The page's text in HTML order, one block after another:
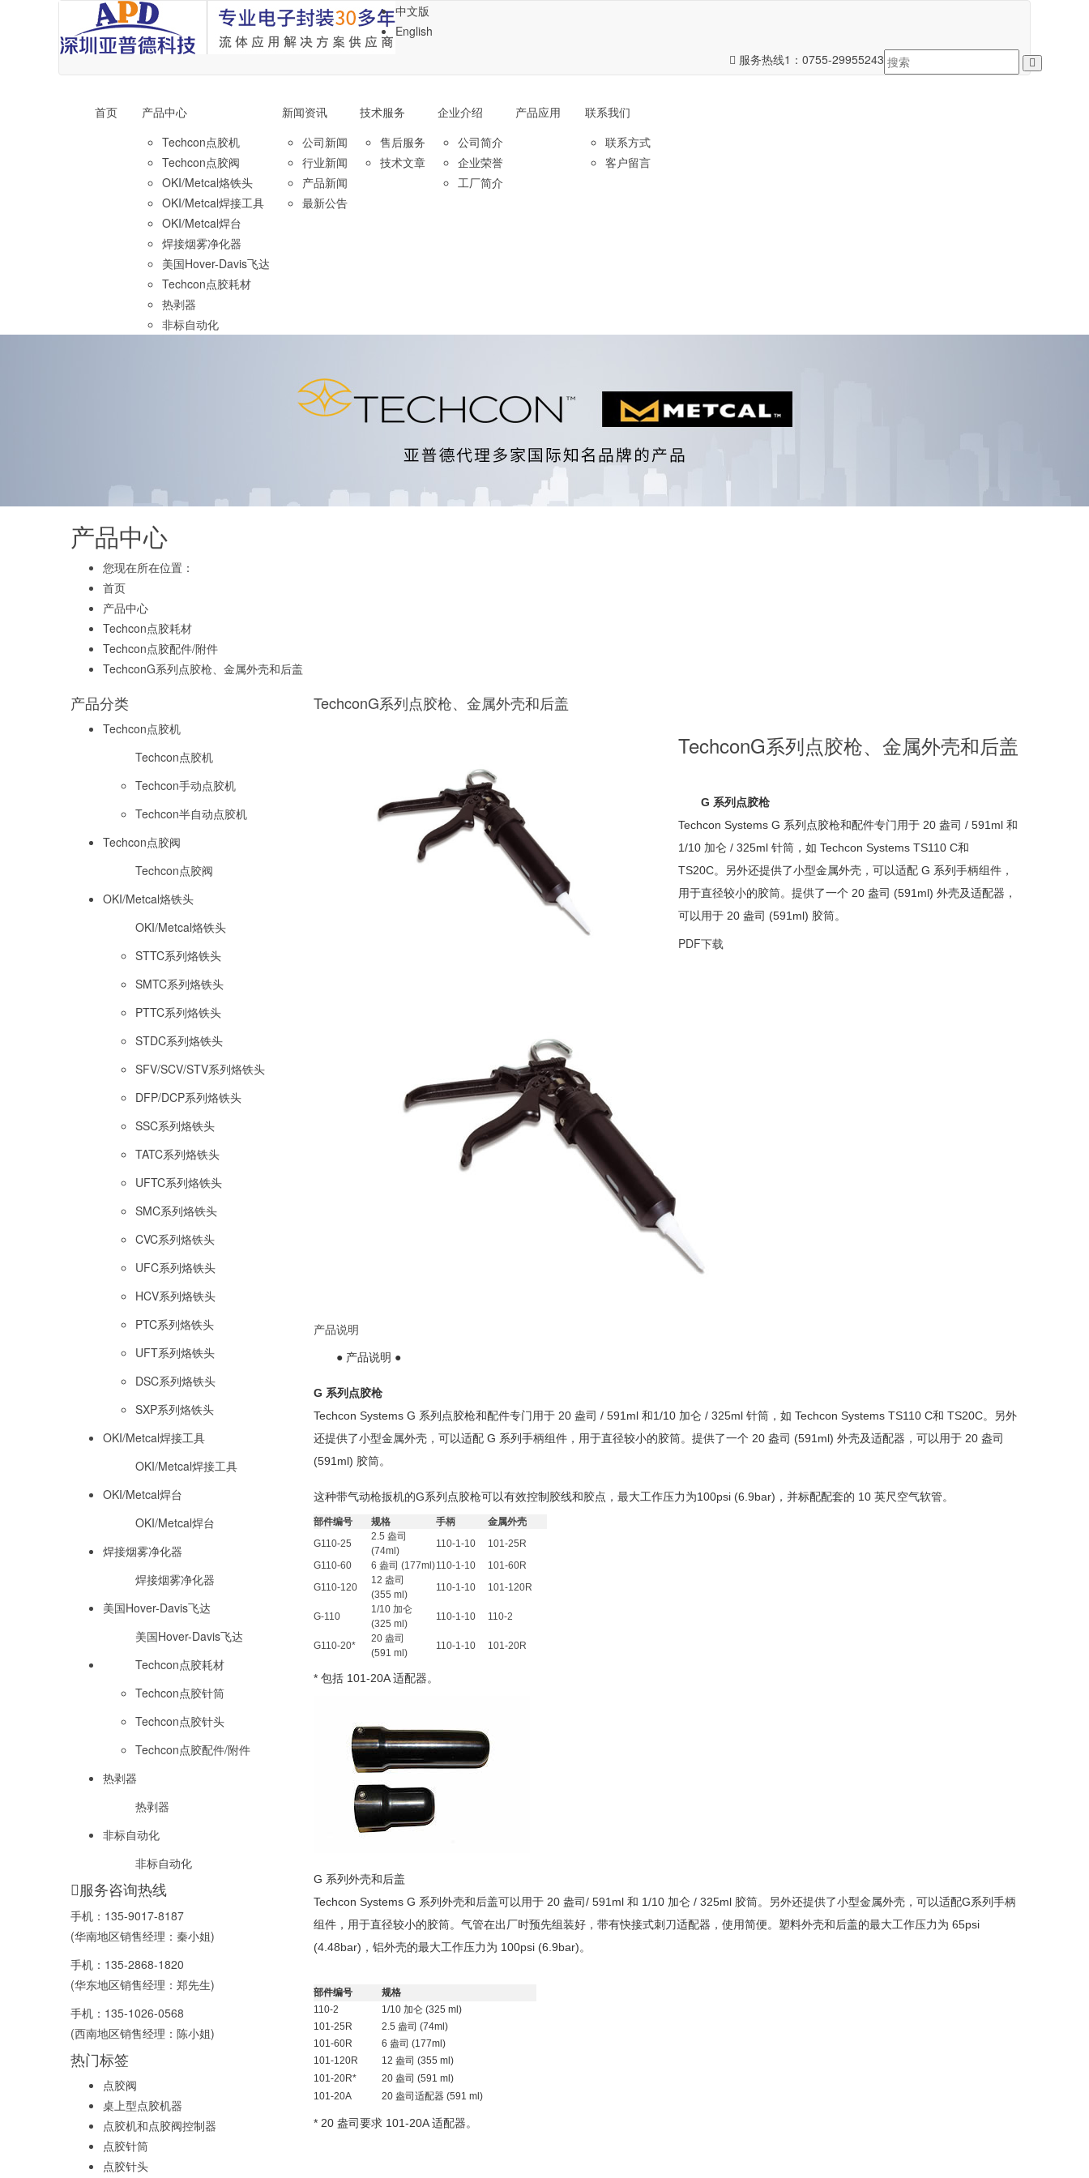
中文版
English
服务热线1： 0755-29955243
首页
产品中心
Techcon点胶机
Techcon点胶阀
OKI/Metcal烙铁头
OKI/Metcal焊接工具
OKI/Metcal焊台
焊接烟雾净化器
美国Hover-Davis飞达
Techcon点胶耗材
热剥器
非标自动化
新闻资讯
公司新闻
行业新闻
产品新闻
最新公告
技术服务
售后服务
技术文章
企业介绍
公司简介
企业荣誉
工厂简介
产品应用
联系我们
联系方式
客户留言
产品中心
您现在所在位置：
首页
产品中心
Techcon点胶耗材
Techcon点胶配件/附件
TechconG系列点胶枪、金属外壳和后盖
产品分类
Techcon点胶机
Techcon点胶机
Techcon手动点胶机
Techcon半自动点胶机
Techcon点胶阀
Techcon点胶阀
OKI/Metcal烙铁头
OKI/Metcal烙铁头
STTC系列烙铁头
SMTC系列烙铁头
PTTC系列烙铁头
STDC系列烙铁头
SFV/SCV/STV系列烙铁头
DFP/DCP系列烙铁头
SSC系列烙铁头
TATC系列烙铁头
UFTC系列烙铁头
SMC系列烙铁头
CVC系列烙铁头
UFC系列烙铁头
HCV系列烙铁头
PTC系列烙铁头
UFT系列烙铁头
DSC系列烙铁头
SXP系列烙铁头
OKI/Metcal焊接工具
OKI/Metcal焊接工具
OKI/Metcal焊台
OKI/Metcal焊台
焊接烟雾净化器
焊接烟雾净化器
美国Hover-Davis飞达
美国Hover-Davis飞达
Techcon点胶耗材
Techcon点胶针筒
Techcon点胶针头
Techcon点胶配件/附件
热剥器
热剥器
非标自动化
非标自动化
服务咨询热线
手机： 135-9017-8187
(华南地区销售经理：秦小姐)
手机： 135-2868-1820
(华东地区销售经理：郑先生)
手机： 135-1026-0568
(西南地区销售经理：陈小姐)
热门标签
点胶阀
桌上型点胶机器
点胶机和点胶阀控制器
点胶针筒
点胶针头
TechconG系列点胶枪、金属外壳和后盖
TechconG系列点胶枪、金属外壳和后盖
G 系列点胶枪
Techcon Systems G 系列点胶枪和配件专门用于 20 盎司 / 591ml 和
1/10 加仑 / 325ml 针筒，如 Techcon Systems TS110 C和
TS20C。另外还提供了小型金属外壳，可以适配 G 系列手柄组件，
用于直径较小的胶筒。提供了一个 20 盎司 (591ml) 外壳及适配器，
可以用于 20 盎司 (591ml) 胶筒。
PDF下载
产品说明
● 产品说明 ●
G 系列点胶枪
Techcon Systems G 系列点胶枪和配件专门用于 20 盎司 / 591ml 和1/10 加仑 / 325ml 针筒，如 Techcon Systems TS110 C和 TS20C。另外
还提供了小型金属外壳，可以适配 G 系列手柄组件，用于直径较小的胶筒。提供了一个 20 盎司 (591ml) 外壳及适配器，可以用于 20 盎司
(591ml) 胶筒。
这种带气动枪扳机的G系列点胶枪可以有效控制胶线和胶点，最大工作压力为100psi (6.9bar)，并标配配套的 10 英尺空气软管。
部件编号 规格 手柄
金属外壳
G110-25
2.5 盎司
(74ml)
110-1-10
101-25R
G110-60
6 盎司 (177ml)110-1-10
101-60R
G110-120
12 盎司
(355 ml)
110-1-10 101-120R
G-110
1/10 加仑
(325 ml)
110-1-10 110-2
G110-20*
20 盎司
(591 ml)
110-1-10 101-20R
* 包括 101-20A 适配器。
G 系列外壳和后盖
Techcon Systems G 系列外壳和后盖可以用于 20 盎司/ 591ml 和 1/10 加仑 / 325ml 胶筒。另外还提供了小型金属外壳，可以适配G系列手柄
组件，用于直径较小的胶筒。气管在出厂时预先组装好，带有快接式刺刀适配器，使用简便。塑料外壳和后盖的最大工作压力为 65psi
(4.48bar)，铝外壳的最大工作压力为 100psi (6.9bar)。
部件编号
规格
110-2
1/10 加仑 (325 ml)
101-25R
2.5 盎司 (74ml)
101-60R
6 盎司 (177ml)
101-120R
12 盎司 (355 ml)
101-20R*
20 盎司 (591 ml)
101-20A
20 盎司适配器 (591 ml)
* 20 盎司要求 101-20A 适配器。